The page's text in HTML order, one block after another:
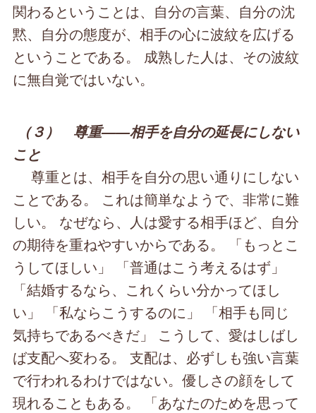
関わるということは、自分の言葉、自分の沈
黙、自分の態度が、相手の心に波紋を広げる
ということである。 成熟した人は、その波紋
に無自覚ではいない。
（３） 尊重――相手を自分の延長にしない
こと
尊重とは、相手を自分の思い通りにしない
ことである。 これは簡単なようで、非常に難
しい。 なぜなら、人は愛する相手ほど、自分
の期待を重ねやすいからである。 「もっとこ
うしてほしい」 「普通はこう考えるはず」
「結婚するなら、これくらい分かってほし
い」 「私ならこうするのに」 「相手も同じ
気持ちであるべきだ」 こうして、愛はしばし
ば支配へ変わる。 支配は、必ずしも強い言葉
で行われるわけではない。優しさの顔をして
現れることもある。 「あなたのためを思って